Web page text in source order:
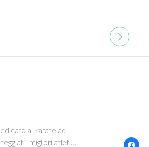
al karate ad
i migliori atleti…